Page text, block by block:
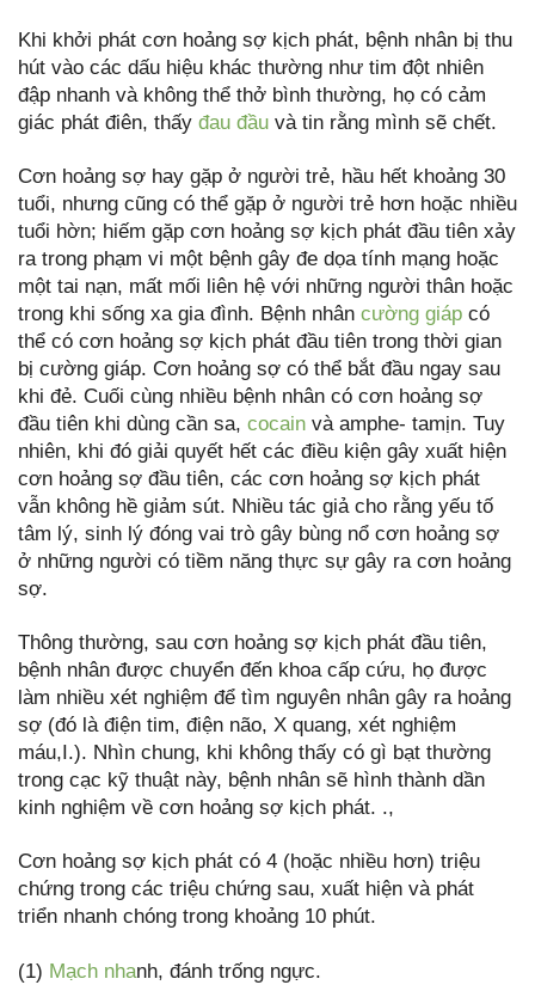
Khi khởi phát cơn hoảng sợ kịch phát, bệnh nhân bị thu
hút vào các dấu hiệu khác thường như tim đột nhiên
đập nhanh và không thể thở bình thường, họ có cảm
giác phát điên, thấy đau đầu và tin rằng mình sẽ chết.
Cơn hoảng sợ hay gặp ở người trẻ, hầu hết khoảng 30
tuổi, nhưng cũng có thể gặp ở người trẻ hơn hoặc nhiều
tuổi hờn; hiếm gặp cơn hoảng sợ kịch phát đầu tiên xảy
ra trong phạm vi một bệnh gây đe dọa tính mạng hoặc
một tai nạn, mất mối liên hệ với những người thân hoặc
trong khi sống xa gia đình. Bệnh nhân cường giáp có
thể có cơn hoảng sợ kịch phát đầu tiên trong thời gian
bị cường giáp. Cơn hoảng sợ có thể bắt đầu ngay sau
khi đẻ. Cuối cùng nhiều bệnh nhân có cơn hoảng sợ
đầu tiên khi dùng cần sa, cocain và amphe- tamịn. Tuy
nhiên, khi đó giải quyết hết các điều kiện gây xuất hiện
cơn hoảng sợ đầu tiên, các cơn hoảng sợ kịch phát
vẫn không hề giảm sút. Nhiều tác giả cho rằng yếu tố
tâm lý, sinh lý đóng vai trò gây bùng nổ cơn hoảng sợ
ở những người có tiềm năng thực sự gây ra cơn hoảng
sợ.
Thông thường, sau cơn hoảng sợ kịch phát đầu tiên,
bệnh nhân được chuyển đến khoa cấp cứu, họ được
làm nhiều xét nghiệm để tìm nguyên nhân gây ra hoảng
sợ (đó là điện tim, điện não, X quang, xét nghiệm
máu,I.). Nhìn chung, khi không thấy có gì bạt thường
trong cạc kỹ thuật này, bệnh nhân sẽ hình thành dần
kinh nghiệm về cơn hoảng sợ kịch phát. .,
Cơn hoảng sợ kịch phát có 4 (hoặc nhiều hơn) triệu
chứng trong các triệu chứng sau, xuất hiện và phát
triển nhanh chóng trong khoảng 10 phút.
(1) Mạch nhanh, đánh trống ngực.